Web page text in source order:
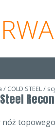
/ COLD STEEL/
nóż